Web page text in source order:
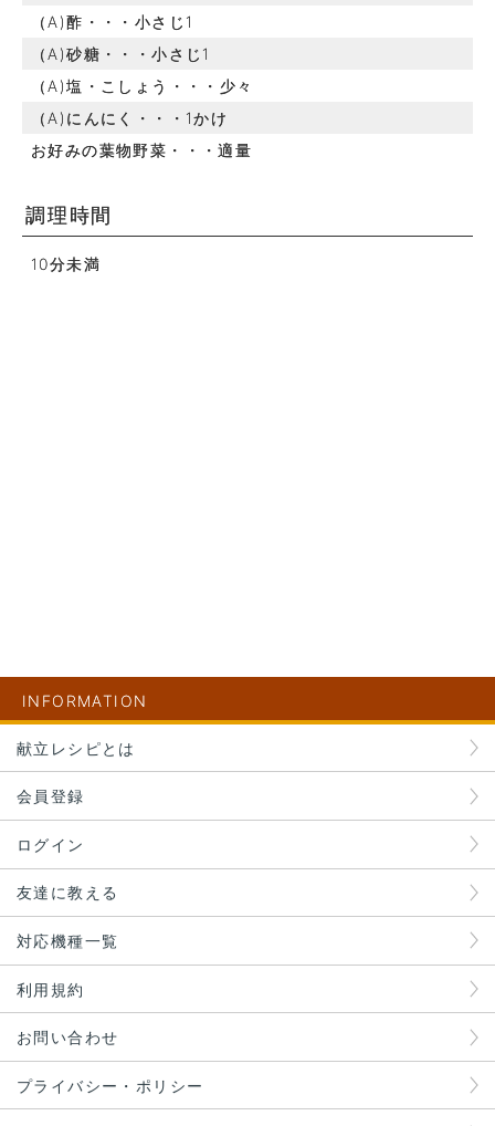
（A)酢・・・小さじ1
（A)砂糖・・・小さじ1
（A)塩・こしょう・・・少々
（A)にんにく・・・1かけ
お好みの葉物野菜・・・適量
調理時間
10分未満
INFORMATION
献立レシピとは
会員登録
ログイン
友達に教える
対応機種一覧
利用規約
お問い合わせ
プライバシー・ポリシー